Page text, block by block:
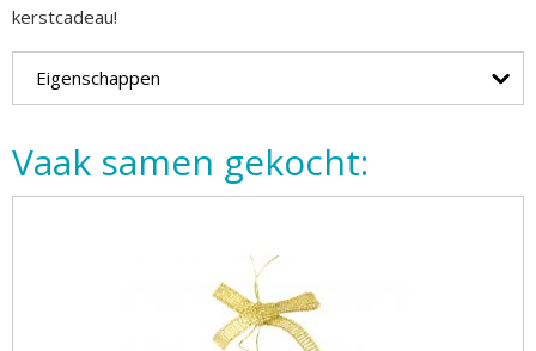
kerstcadeau!
Eigenschappen
Vaak samen gekocht: